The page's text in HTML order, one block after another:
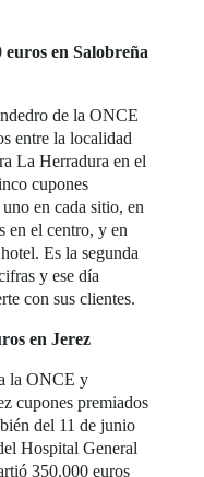
euros en Salobreña
de la ONCE
entre la localidad
La Herradura en el
cupones
en cada sitio, en
en el centro, y en
Es la segunda
y ese día
con sus clientes.
en Jerez
la ONCE y
cupones premiados
del 11 de junio
Hospital General
350.000 euros